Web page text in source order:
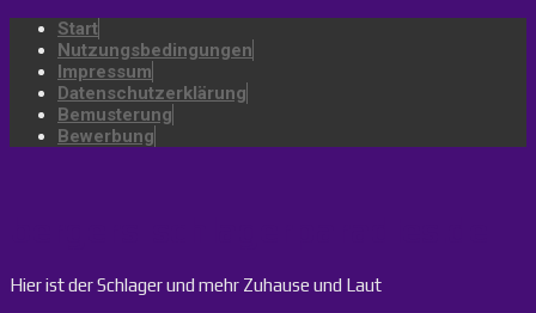
Start
Nutzungsbedingungen
Impressum
Datenschutzerklärung
Bemusterung
Bewerbung
Hier ist der Schlager und mehr Zuhause und Laut